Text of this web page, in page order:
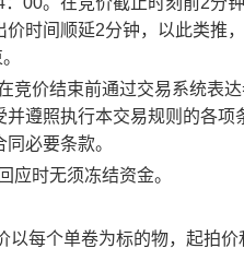
价时间顺延2分钟，以此类推
竞价结束前通过交易系统表
遵照执行本交易规则的各
必要条款。
应时无须冻结资金。
以每个单卷为标的物，起拍